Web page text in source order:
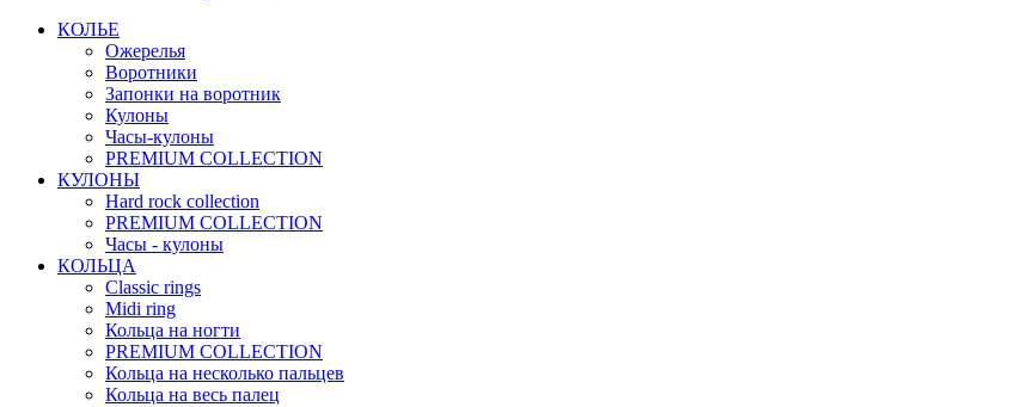
КОЛЬЕ
Ожерелья
Воротники
Запонки на воротник
Кулоны
Часы-кулоны
PREMIUM COLLECTION
КУЛОНЫ
Hard rock collection
PREMIUM COLLECTION
Часы - кулоны
КОЛЬЦА
Classic rings
Midi ring
Кольца на ногти
PREMIUM COLLECTION
Кольца на несколько пальцев
Кольца на весь палец